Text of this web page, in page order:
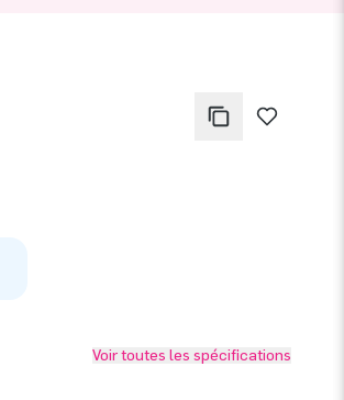
Voir toutes les spécifications